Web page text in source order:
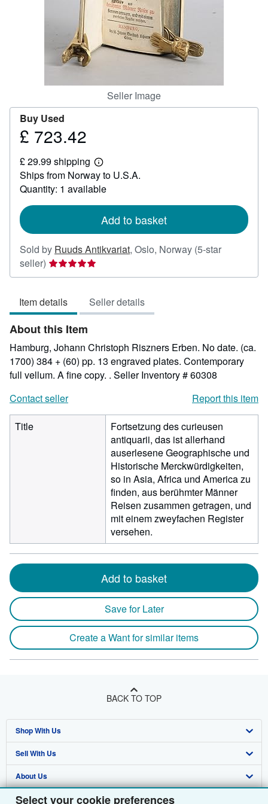
Select your cookie preferences
CLOSE
Seller Image
Buy Used
Price
723.42
£ 723.42
£ 29.99 shipping
Learn
more
about
shipping
Ships from Norway to U.S.A.
Quantity: 1 available
Add to basket
Sold by Ruuds Antikvariat, Oslo, Norway (5-star
seller) Seller
rating
out
of
5
stars
Item details Seller details
About this Item
Hamburg, Johann Christoph Riszners Erben. No date. (ca.
1700) 384 + (60) pp. 13 engraved plates. Contemporary
full vellum. A fine copy. . Seller Inventory # 60308
Contact seller
Report this item
Title
Fortsetzung des curieusen
antiquarii, das ist allerhand
auserlesene Geographische und
Historische Merckwürdigkeiten,
so in Asia, Africa und America zu
finden, aus berühmter Männer
Reisen zusammen getragen, und
mit einem zweyfachen Register
versehen.
Add to basket
Save for Later
Create a Want for similar items
BACK TO TOP
Shop With Us
Advanced Search
Browse Collections
My Account
Sell With Us
Start Selling
Join Our Affiliate Programme
About Us
About AbeBooks
Find Help